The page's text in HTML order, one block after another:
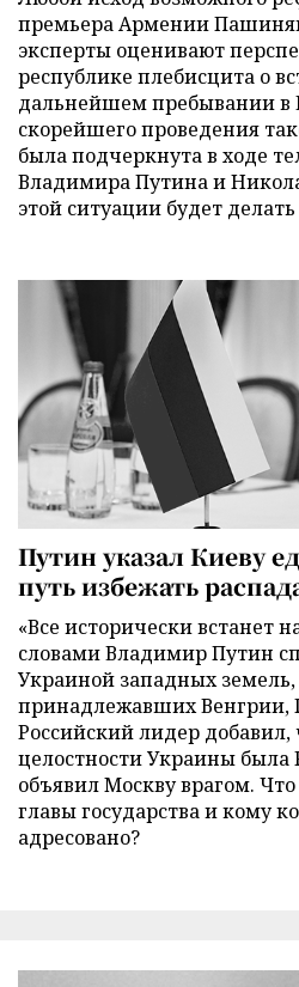
премьера Армении
эксперты оценивают
республике плебисцита о
дальнейшем пребывании в
скорейшего проведения
была подчеркнута в ходе
Владимира Путина и
этой ситуации будет
Путин указал Киеву
путь избежать
«Все исторически встанет
словами Владимир Путин
Украиной западных земель,
принадлежавших
Российский лидер добавил,
целостности Украины была
объявил Москву врагом.
главы государства и кому
адресовано?